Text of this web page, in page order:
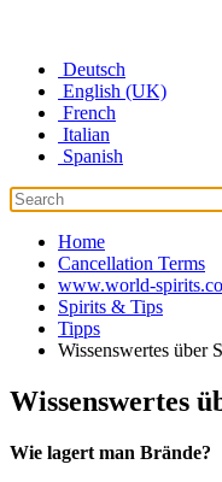
Deutsch
English (UK)
French
Italian
Spanish
Home
Cancellation Terms
www.world-
Spirits & Tips
Tipps
Wissenswertes über
Wissenswertes
Wie lagert man Brände?